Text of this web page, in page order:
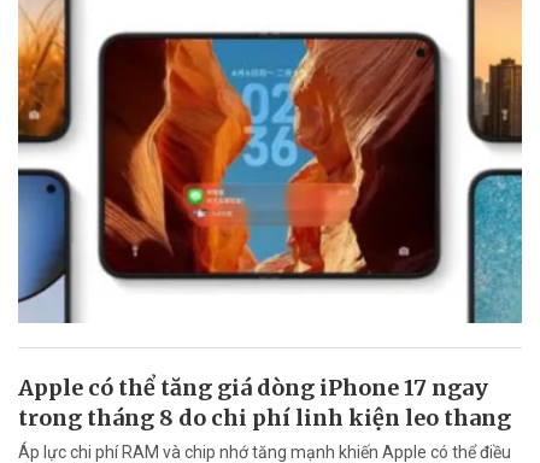
Apple có thể tăng giá dòng iPhone 17 ngay
trong tháng 8 do chi phí linh kiện leo thang
Áp lực chi phí RAM và chip nhớ tăng mạnh khiến Apple có thể điều